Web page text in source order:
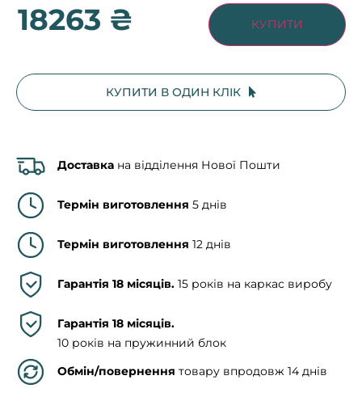
18263 ₴ КУПИТИ
КУПИТИ В ОДИН КЛІК
Доставка на відділення Нової Пошти
Термін виготовлення 5 днів
Термін виготовлення 12 днів
Гарантія 18 місяців. 15 років на каркас виробу
Гарантія 18 місяців.
10 років на пружинний блок
Обмін/повернення товару впродовж 14 днів